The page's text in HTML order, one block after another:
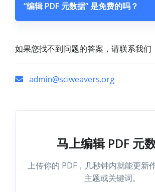
“编辑 PDF 元数据” 是免费的吗？
如果您找不到问题的答案，请联系我们
admin@sciweavers.org
马上编辑 PDF 元
上传你的 PDF，几秒钟内就能更新
主题或关键词。